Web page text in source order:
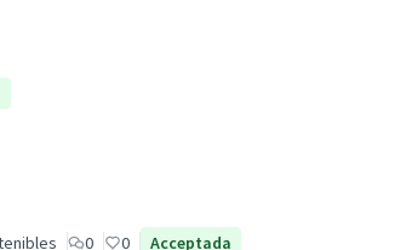
0 0 Acceptada